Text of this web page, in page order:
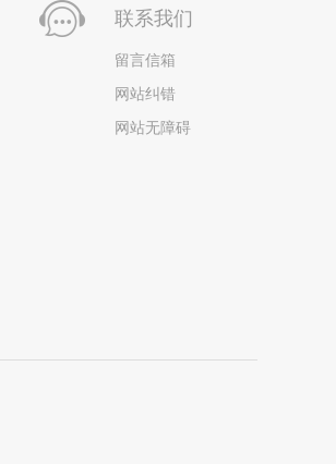
联系我们
留言信箱
网站纠错
网站无障碍